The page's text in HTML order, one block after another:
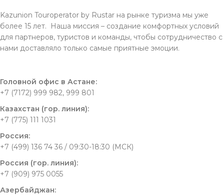
Kazunion Touroperator by Rustar на рынке туризма мы уже
более 15 лет. Наша миссия – создание комфортных условий
для партнеров, туристов и команды, чтобы сотрудничество с
нами доставляло только самые приятные эмоции.
Головной офис в Астане:
+7 (7172) 999 982, 999 801
Казахстан (гор. линия):
+7 (775) 111 1031
Россия:
+7 (499) 136 74 36 / 09:30-18:30 (МСК)
Россия (гор. линия):
+7 (909) 975 0055
Азербайджан: